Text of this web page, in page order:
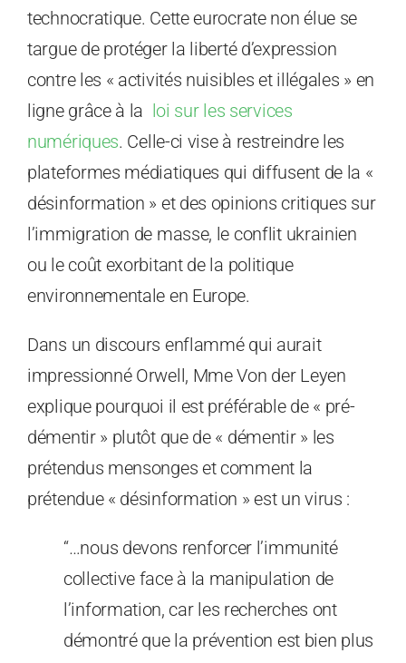
technocratique. Cette eurocrate non élue se
targue de protéger la liberté d’expression
contre les « activités nuisibles et illégales » en
ligne grâce à la loi sur les services
numériques. Celle-ci vise à restreindre les
plateformes médiatiques qui diffusent de la «
désinformation » et des opinions critiques sur
l’immigration de masse, le conflit ukrainien
ou le coût exorbitant de la politique
environnementale en Europe.
Dans un discours enflammé qui aurait
impressionné Orwell, Mme Von der Leyen
explique pourquoi il est préférable de « pré-
démentir » plutôt que de « démentir » les
prétendus mensonges et comment la
prétendue « désinformation » est un virus :
“…nous devons renforcer l’immunité
collective face à la manipulation de
l’information, car les recherches ont
démontré que la prévention est bien plus